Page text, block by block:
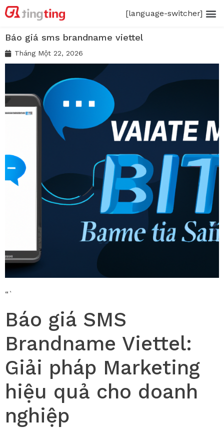
[language-switcher]
Báo giá sms brandname viettel
Tháng Một 22, 2026
“`
Báo giá SMS
Brandname Viettel:
Giải pháp Marketing
hiệu quả cho doanh
nghiệp